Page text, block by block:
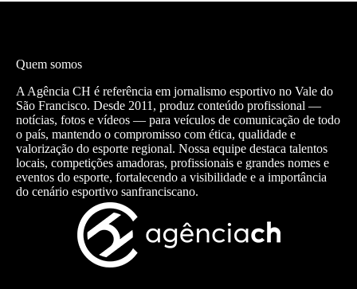
Quem somos
A Agência CH é referência em jornalismo esportivo no Vale do
São Francisco. Desde 2011, produz conteúdo profissional —
notícias, fotos e vídeos — para veículos de comunicação de todo
o país, mantendo o compromisso com ética, qualidade e
valorização do esporte regional. Nossa equipe destaca talentos
locais, competições amadoras, profissionais e grandes nomes e
eventos do esporte, fortalecendo a visibilidade e a importância
do cenário esportivo sanfranciscano.